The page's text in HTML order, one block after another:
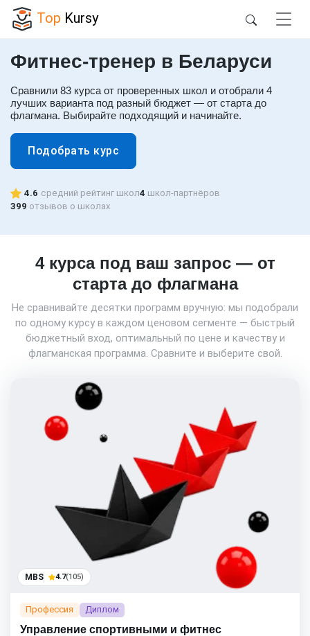
Top Kursy
Фитнес-тренер в Беларуси
Сравнили 83 курса от проверенных школ и отобрали 4
лучших варианта под разный бюджет — от старта до
флагмана. Выбирайте подходящий и начинайте.
Подобрать курс
4.6 средний рейтинг школ4 школ-партнёров
399 отзывов о школах
4 курса под ваш запрос — от
старта до флагмана
Не сравнивайте десятки программ вручную: мы подобрали
по одному курсу в каждом ценовом сегменте — быстрый
бюджетный вход, оптимальный по цене и качеству и
флагманская программа. Сравните и выберите свой.
MBS 4.7(105)
Профессия Диплом
Управление спортивными и фитнес